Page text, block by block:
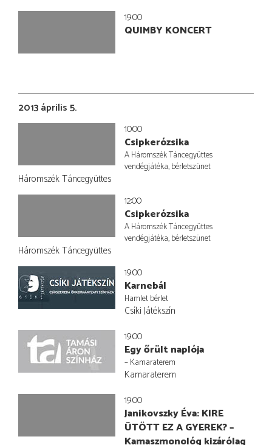
19:00
QUIMBY KONCERT
2013 április 5.
10:00
Csipkerózsika
A Háromszék Táncegyüttes
vendégjátéka, bérletszünet
Háromszék Táncegyüttes
12:00
Csipkerózsika
A Háromszék Táncegyüttes
vendégjátéka, bérletszünet
Háromszék Táncegyüttes
19:00
Karnebál
Hamlet bérlet
Csíki Játékszín
19:00
Egy őrült naplója
– Kamaraterem
Kamaraterem
19:00
Janikovszky Éva: KIRE
ÜTÖTT EZ A GYEREK? –
Kamaszmonológ kizárólag